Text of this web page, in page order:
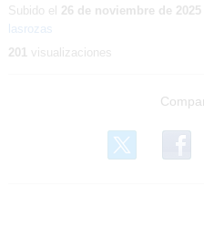
Subido el 26 de noviembre de 2025
lasrozas
201 visualizaciones